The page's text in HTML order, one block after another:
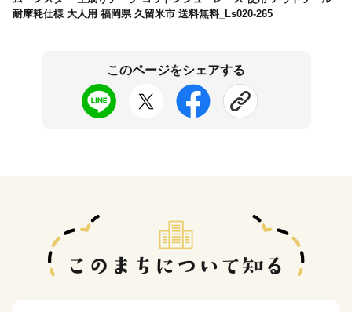
耐摩耗仕様 大人用 福岡県 久留米市 送料無料_Ls020-265
このページをシェアする